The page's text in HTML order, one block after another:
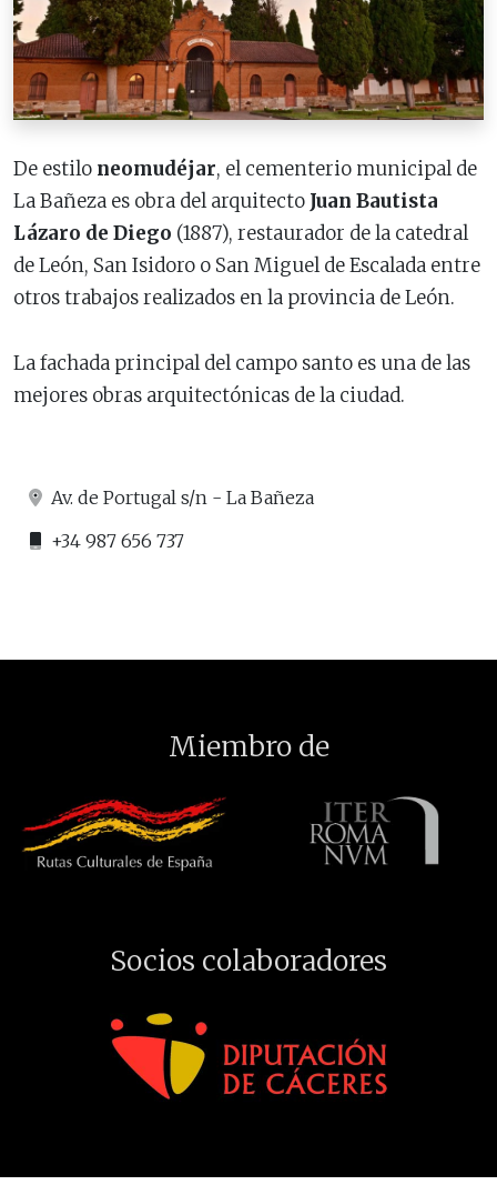
De estilo neomudéjar, el cementerio municipal de
La Bañeza es obra del arquitecto Juan Bautista
Lázaro de Diego (1887), restaurador de la catedral
de León, San Isidoro o San Miguel de Escalada entre
otros trabajos realizados en la provincia de León.
La fachada principal del campo santo es una de las
mejores obras arquitectónicas de la ciudad.
Av. de Portugal s/n - La Bañeza
+34 987 656 737
Miembro de
Socios colaboradores